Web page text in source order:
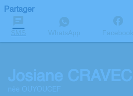
Partager
SMS WhatsApp Facebook
Josiane CRAVEC
née OUYOUCEF